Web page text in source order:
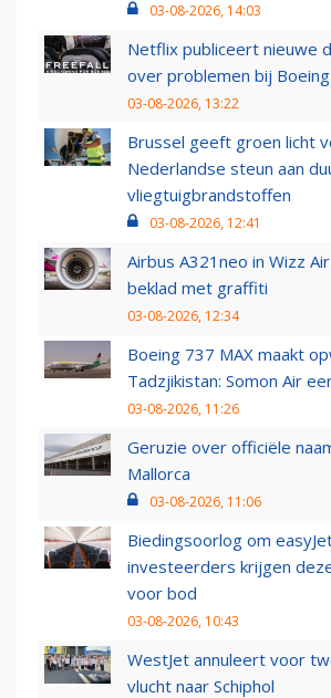
03-08-2026, 14:03
Netflix publiceert nieuwe
over problemen bij Boeing
03-08-2026, 13:22
Brussel geeft groen licht
Nederlandse steun aan
vliegtuigbrandstoffen
03-08-2026, 12:41
Airbus A321neo in Wizz
beklad met graffiti
03-08-2026, 12:34
Boeing 737 MAX maakt
Tadzjikistan: Somon Air
03-08-2026, 11:26
Geruzie over officiële
Mallorca
03-08-2026, 11:06
Biedingsoorlog om
investeerders krijgen
voor bod
03-08-2026, 10:43
WestJet annuleert voor
vlucht naar Schiphol